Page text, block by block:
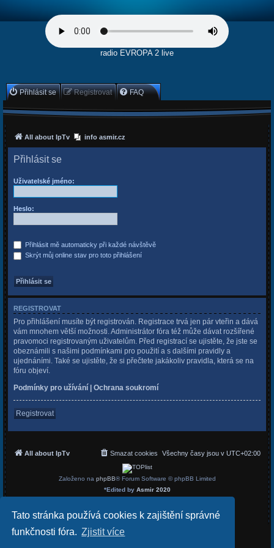
Tato stránka používá cookies k zajištění správné
funkčnosti fóra. Zjistit více
radio EVROPA 2 live
Přihlásit se Registrovat FAQ
All about IpTv info asmir.cz
Přihlásit se
Uživatelské jméno:
Heslo:
Přihlásit mě automaticky při každé návštěvě
Skrýt můj online stav pro toto přihlášení
REGISTROVAT
Pro přihlášení musíte být registrován. Registrace trvá jen pár vteřin a dává
vám mnohem větší možnosti. Administrátor fóra též může dávat rozšířené
pravomoci registrovaným uživatelům. Před registrací se ujistěte, že jste se
obeznámili s našimi podmínkami pro použití a s dalšími pravidly a
ujednáními. Také se ujistěte, že si přečtete jakákoliv pravidla, která se na
fóru objeví.
Podmínky pro užívání
Ochrana soukromí
Registrovat
All about IpTv Všechny časy jsou v UTC+02:00
Smazat cookies
Založeno na phpBB® Forum Software © phpBB Limited
*Edited by Asmir 2020
Soukromí| Podmínky